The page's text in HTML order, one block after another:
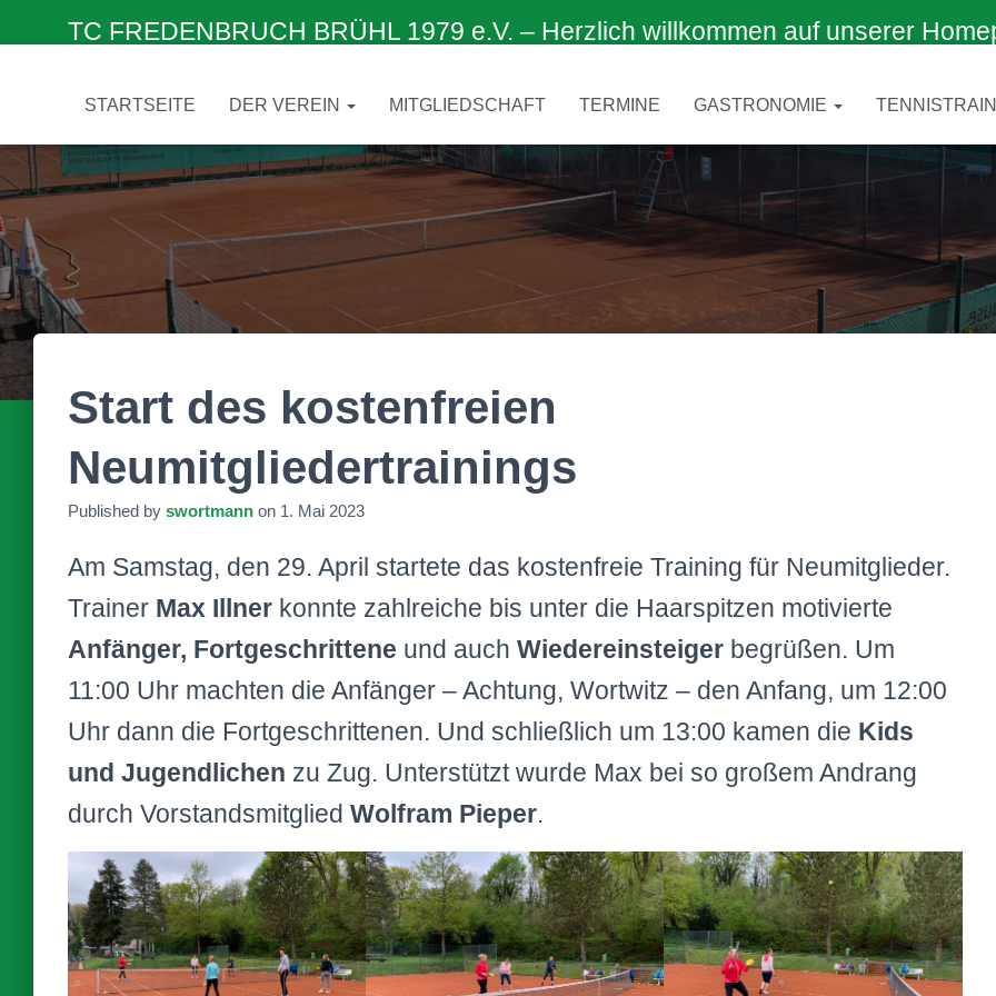
TC FREDENBRUCH BRÜHL 1979 e.V. – Herzlich willkommen auf unserer
STARTSEITE DER VEREIN MITGLIEDSCHAFT TERMINE GASTRONOMIE
Start des kostenfreien
Neumitgliedertrainings
Published by swortmannon 1. Mai 2023
Am Samstag, den 29. April startete das kostenfreie Training für Neumitglieder.
Trainer Max Illnerkonnte zahlreiche bis unter die Haarspitzen motivierte
Anfänger, Fortgeschrittene und auch Wiedereinsteiger begrüßen. Um
11:00 Uhr machten die Anfänger – Achtung, Wortwitz – den Anfang, um 12:00
Uhr dann die Fortgeschrittenen. Und schließlich um 13:00 kamen die Kids
und Jugendlichen zu Zug. Unterstützt wurde Max bei so großem Andrang
durch Vorstandsmitglied Wolfram Pieper.